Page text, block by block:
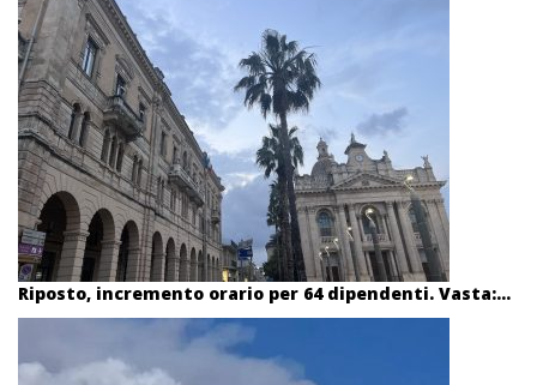
Riposto, incremento orario per 64 dipendenti. Vasta:...